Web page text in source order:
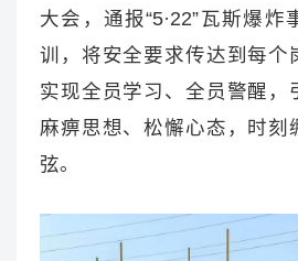
大会，通报“5·22”瓦斯爆
训，将安全要求传达到每个
实现全员学习、全员警醒，
麻痹思想、松懈心态，时刻
弦。